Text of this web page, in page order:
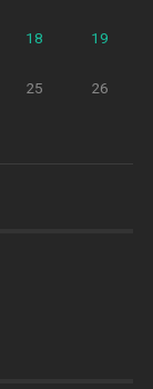
18 19
25 26